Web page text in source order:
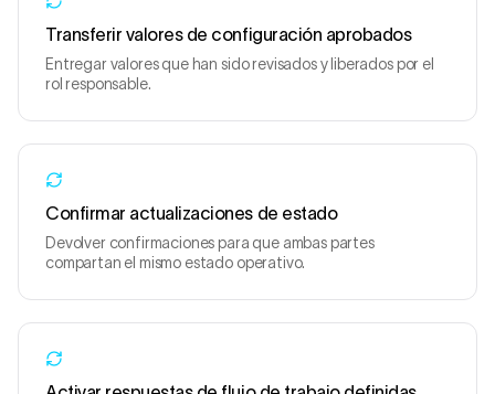
Transferir valores de configuración aprobados
Entregar valores que han sido revisados y liberados por el
rol responsable.
Confirmar actualizaciones de estado
Devolver confirmaciones para que ambas partes
compartan el mismo estado operativo.